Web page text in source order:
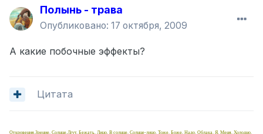
Полынь - трава
Опубликовано: 17 октября, 2009
А какие побочные эффекты?
Цитата
Откровения.Зрение. Солнце.Лгут. Бежать. Лицо. В солнце. Солнце-лицо. Тоже. Боже. Надо. Облака. Я. Меня. Холодно.